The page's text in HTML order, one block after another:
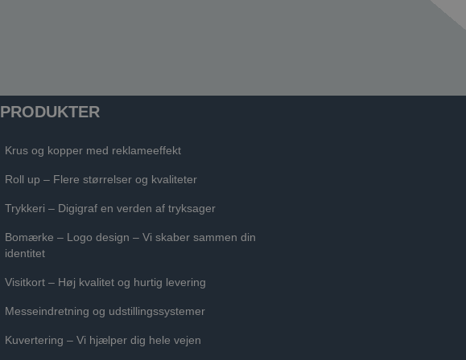
PRODUKTER
Krus og kopper med reklameeffekt
Roll up – Flere størrelser og kvaliteter
Trykkeri – Digigraf en verden af tryksager
Bomærke – Logo design – Vi skaber sammen din
identitet
Visitkort – Høj kvalitet og hurtig levering
Messeindretning og udstillingssystemer
Kuvertering – Vi hjælper dig hele vejen